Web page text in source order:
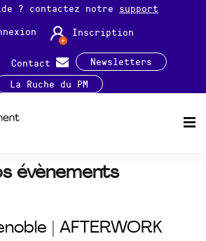
? contactez notre support
Inscription
Contact
Newsletters
La Ruche du PM
évènements
| AFTERWORK